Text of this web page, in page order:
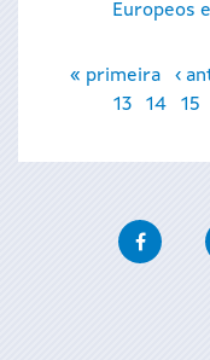
Europeos
Páginas
« primeira ‹
13
14 15